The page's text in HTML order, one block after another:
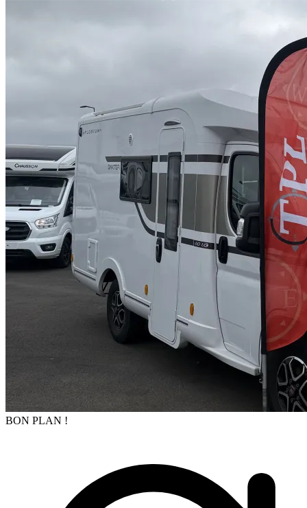
BON PLAN !